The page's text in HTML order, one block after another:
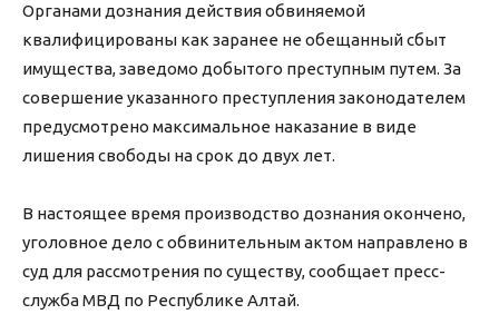
Органами дознания действия обвиняемой
квалифицированы как заранее не обещанный сбыт
имущества, заведомо добытого преступным путем. За
совершение указанного преступления законодателем
предусмотрено максимальное наказание в виде
лишения свободы на срок до двух лет.
В настоящее время производство дознания окончено,
уголовное дело с обвинительным актом направлено в
суд для рассмотрения по существу, сообщает пресс-
служба МВД по Республике Алтай.